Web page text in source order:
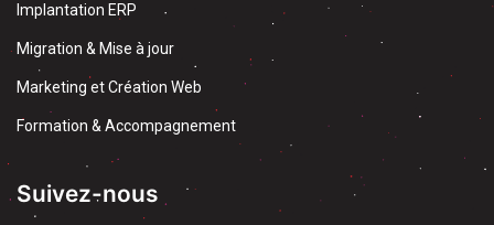
Suivez-nous
Implantation ERP
Migration & Mise à jour
Marketing et Création Web
Formation & Accompagnement